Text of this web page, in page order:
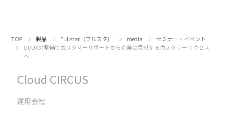
TOP 製品 Fullstar（フルスタ） media
セミナー・イベント
UI/UXの整備でカスタマーサポートから企業に貢献するカスタマーサクセス
へ
Cloud CIRCUS
運用会社